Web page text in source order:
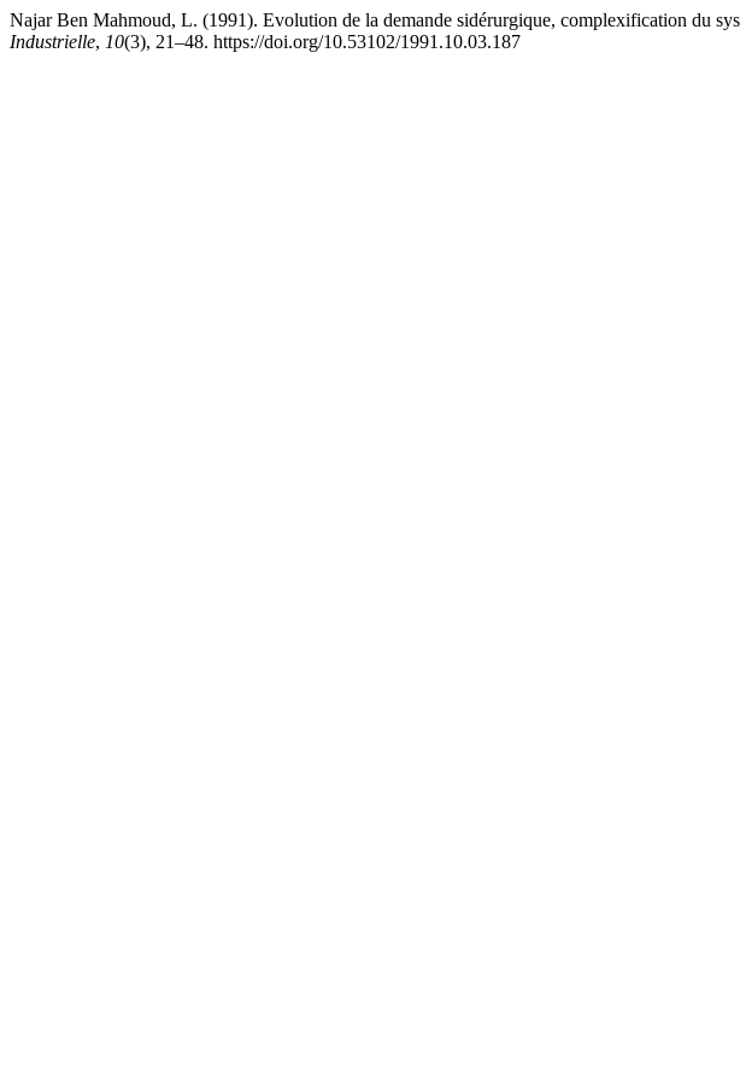
Najar Ben Mahmoud, L. (1991). Evolution de la demande sidérurgique, complexification du
Industrielle, 10(3), 21–48. https://doi.org/10.53102/1991.10.03.187